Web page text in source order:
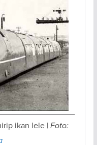
ikan lele | Foto: